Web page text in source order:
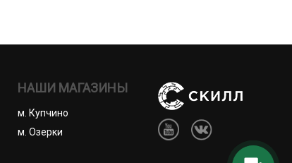
НАШИ МАГАЗИНЫ
м. Купчино
м. Озерки